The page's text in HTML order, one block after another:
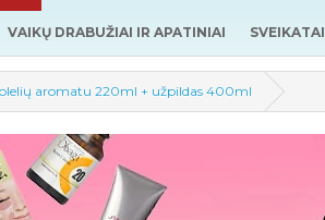
VAIKŲ DRABUŽIAI IR APATINIAI SVEIKATAI
aromatu 220ml + užpildas 400ml